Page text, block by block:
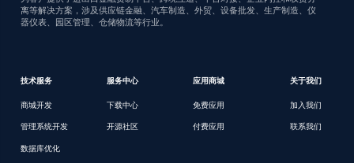
离等解决方案，涉及供应链金融、汽车制造、外贸、设备批发、生产制造、仪
器仪表、园区管理、仓储物流等行业。
技术服务
商城开发
管理系统开发
数据库优化
服务中心
下载中心
开源社区
应用商城
免费应用
付费应用
关于我们
加入我们
联系我们